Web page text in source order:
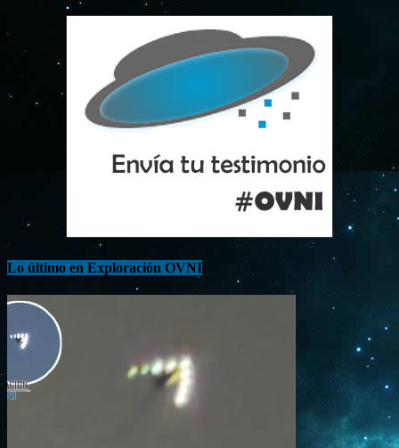
Lo último en Exploración OVNI